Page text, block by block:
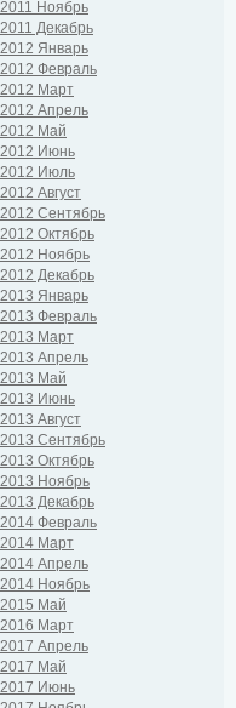
2011 Ноябрь
2011 Декабрь
2012 Январь
2012 Февраль
2012 Март
2012 Апрель
2012 Май
2012 Июнь
2012 Июль
2012 Август
2012 Сентябрь
2012 Октябрь
2012 Ноябрь
2012 Декабрь
2013 Январь
2013 Февраль
2013 Март
2013 Апрель
2013 Май
2013 Июнь
2013 Август
2013 Сентябрь
2013 Октябрь
2013 Ноябрь
2013 Декабрь
2014 Февраль
2014 Март
2014 Апрель
2014 Ноябрь
2015 Май
2016 Март
2017 Апрель
2017 Май
2017 Июнь